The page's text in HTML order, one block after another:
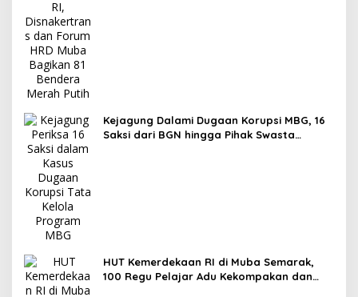
Kejagung Dalami Dugaan Korupsi MBG, 16
Saksi dari BGN hingga Pihak Swasta
HUT Kemerdekaan RI di Muba Semarak,
100 Regu Pelajar Adu Kekompakan dan